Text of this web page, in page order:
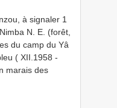
à signaler 1
N. E. (forêt,
du camp du Yâ
( XII.1958 -
marais des